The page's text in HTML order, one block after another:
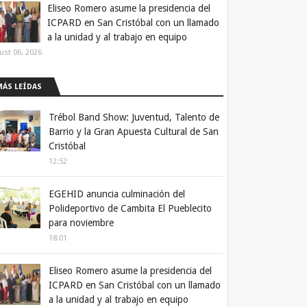
Eliseo Romero asume la presidencia del
ICPARD en San Cristóbal con un llamado
a la unidad y al trabajo en equipo
06, 2026
LEÍDAS
Trébol Band Show: Juventud, Talento de
Barrio y la Gran Apuesta Cultural de San
Cristóbal
12:52
EGEHID anuncia culminación del
Polideportivo de Cambita El Pueblecito
para noviembre
18:01
Eliseo Romero asume la presidencia del
ICPARD en San Cristóbal con un llamado
a la unidad y al trabajo en equipo